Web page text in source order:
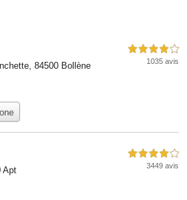
84500 Bollène
4,0 étoiles sur 5
1035 avis
Apt
4,0 étoiles sur 5
3449 avis